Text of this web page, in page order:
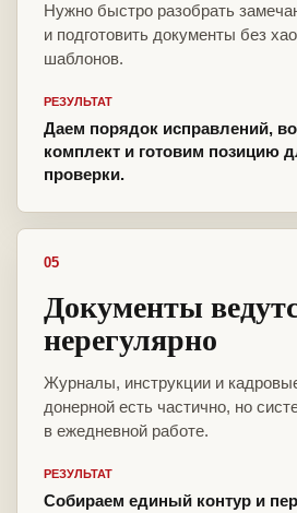
Нужно быстро разобрать
и подготовить документы без
шаблонов.
РЕЗУЛЬТАТ
Даем порядок исправлений,
комплект и готовим позицию
проверки.
05
Документы
нерегулярно
Журналы, инструкции и
донерной есть частично, но
в ежедневной работе.
РЕЗУЛЬТАТ
Собираем единый контур и